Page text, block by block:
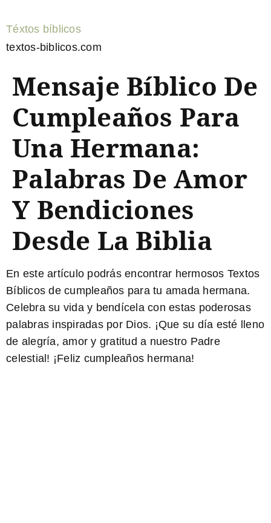
Téxtos bíblicos
textos-biblicos.com
Mensaje Bíblico De
Cumpleaños Para
Una Hermana:
Palabras De Amor
Y Bendiciones
Desde La Biblia
En este artículo podrás encontrar hermosos Textos
Bíblicos de cumpleaños para tu amada hermana.
Celebra su vida y bendícela con estas poderosas
palabras inspiradas por Dios. ¡Que su día esté lleno
de alegría, amor y gratitud a nuestro Padre
celestial! ¡Feliz cumpleaños hermana!